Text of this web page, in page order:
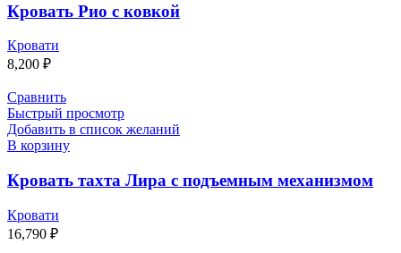
Кровать Рио с ковкой
Кровати
8,200 ₽
Сравнить
Быстрый просмотр
Добавить в список желаний
В корзину
Кровать тахта Лира с подъемным механизмом
Кровати
16,790 ₽